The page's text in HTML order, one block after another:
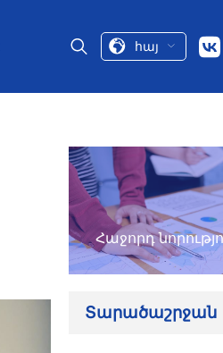
հայ
Հաջորդ
Տարածաշրջան